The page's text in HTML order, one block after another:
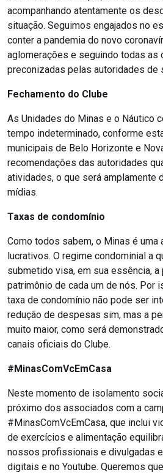
acompanhando atentamente os
situação. Seguimos engajados no
conter a pandemia do novo
aglomerações e seguindo todas as
preconizadas pelas autoridades de
Fechamento do Clube
As Unidades do Minas e o Náutico
tempo indeterminado, conforme
municipais de Belo Horizonte e
recomendações das autoridades
atividades, o que será amplamente
mídias.
Taxas de condomínio
Como todos sabem, o Minas é
lucrativos. O regime condominial a
submetido visa, em sua essência,
patrimônio de cada um de nós. Por
taxa de condomínio não pode ser
redução de despesas sim, mas a
muito maior, como será
canais oficiais do Clube.
#MinasComVcEmCasa
Neste momento de isolamento
próximo dos associados com a
#MinasComVcEmCasa, que inclui
de exercícios e alimentação
nossos profissionais e divulgadas
digitais e no Youtube. Queremos